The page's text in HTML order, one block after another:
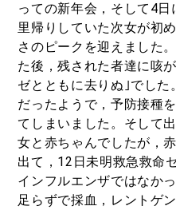
っての新年会，そして4
里帰りしていた次女が初
さのピークを迎えました
た後，残された者達に咳
ゼとともに去りぬ｣でし
だったようで，予防接種
てしまいました。そして
女と赤ちゃんでしたが，
出て，12日未明救急救命
インフルエンザではなか
足らずで採血，レントゲ